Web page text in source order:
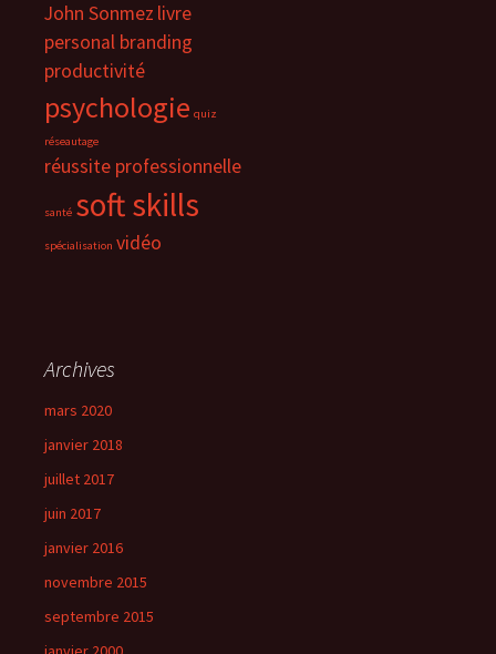
John Sonmez livre
personal branding
productivité
psychologie quiz
réseautage
réussite professionnelle
santé soft skills
spécialisation vidéo
Archives
mars 2020
janvier 2018
juillet 2017
juin 2017
janvier 2016
novembre 2015
septembre 2015